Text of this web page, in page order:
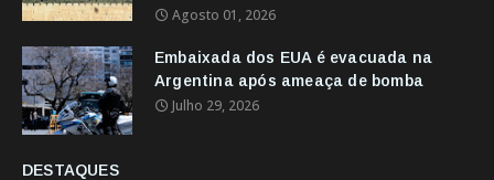
Agosto 01, 2026
Embaixada dos EUA é evacuada na
Argentina após ameaça de bomba
Julho 29, 2026
DESTAQUES